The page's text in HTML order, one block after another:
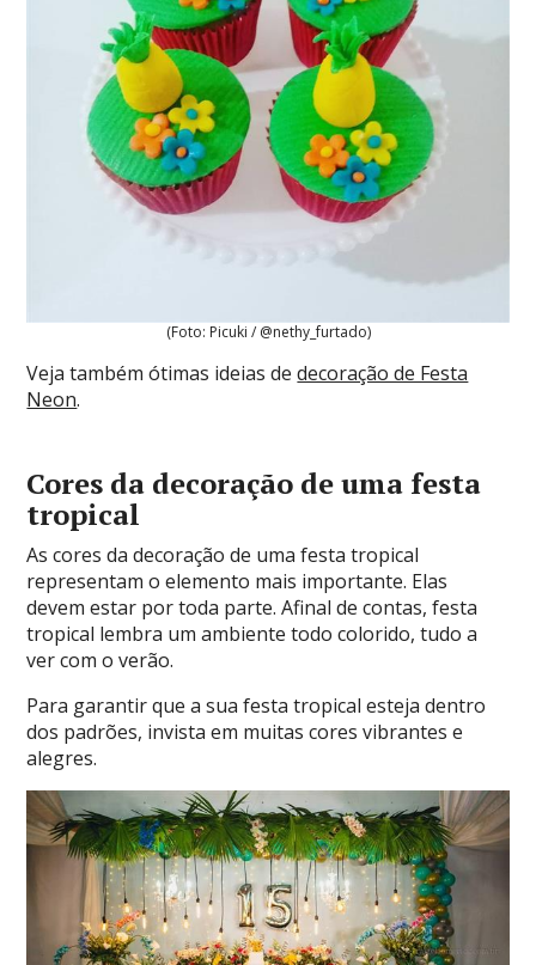
(Foto: Picuki / @nethy_furtado)
Veja também ótimas ideias dedecoração de Festa
Neon.
Cores da decoração de uma festa
tropical
As cores da decoração de uma festa tropical
representam o elemento mais importante. Elas
devem estar por toda parte. Afinal de contas, festa
tropical lembra um ambiente todo colorido, tudo a
ver com o verão.
Para garantir que a sua festa tropical esteja dentro
dos padrões, invista em muitas cores vibrantes e
alegres.